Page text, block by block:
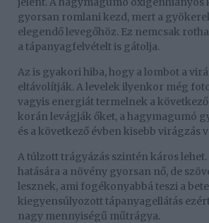
gyorsan romlani kezd, mert a
elegendő levegőhöz. Ez nemcsak
a tápanyagfelvételt is gátolja.
Az is gyakori hiba, hogy a lombot a
eltávolítják. A levelek ilyenkor még
vagyis energiát termelnek a
korán levágják őket, a hagymagumó
és a következő évben kisebb virágzás
A túlzott trágyázás szintén káros
hatására a növény gyorsan nő, de
lesznek, ami fogékonyabbá teszi a
kiegyensúlyozott tápanyagellátás
nagy mennyiségű műtrágya.